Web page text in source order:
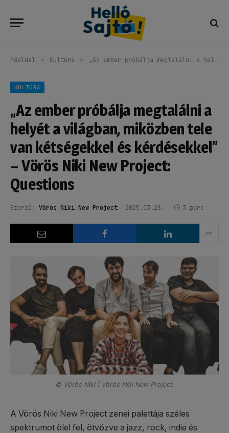
Főoldal » Kultúra » „Az ember próbálja megtalálni a helyét a világban, miközben tele van kétségekkel és kérdésekkel” – Vörös Niki New Project: Questions
KULTÚRA
„Az ember próbálja megtalálni a
helyét a világban, miközben tele
van kétségekkel és kérdésekkel”
– Vörös Niki New Project:
Questions
Szerző: Vörös Niki New Project 2025.03.28. 3 perc
© Vörös Niki | Vörös Niki New Project.
A Vörös Niki New Project zenei palettája széles
spektrumot ölel fel, ötvözve a jazz, rock, indie és